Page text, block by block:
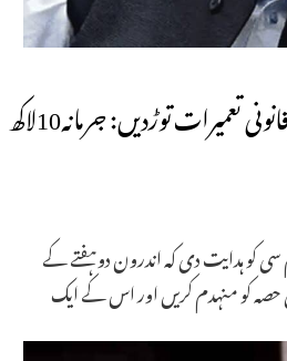
مرکزی وزیر کے بنگلہ پر غیر قانونی تعمیرات توڑدیں: جرمانہ10لاکھ
سی کو ہدایت دی کہ اندرون دوہفتے کے
حصہ کو منہدم کریں اور اس کے ایک